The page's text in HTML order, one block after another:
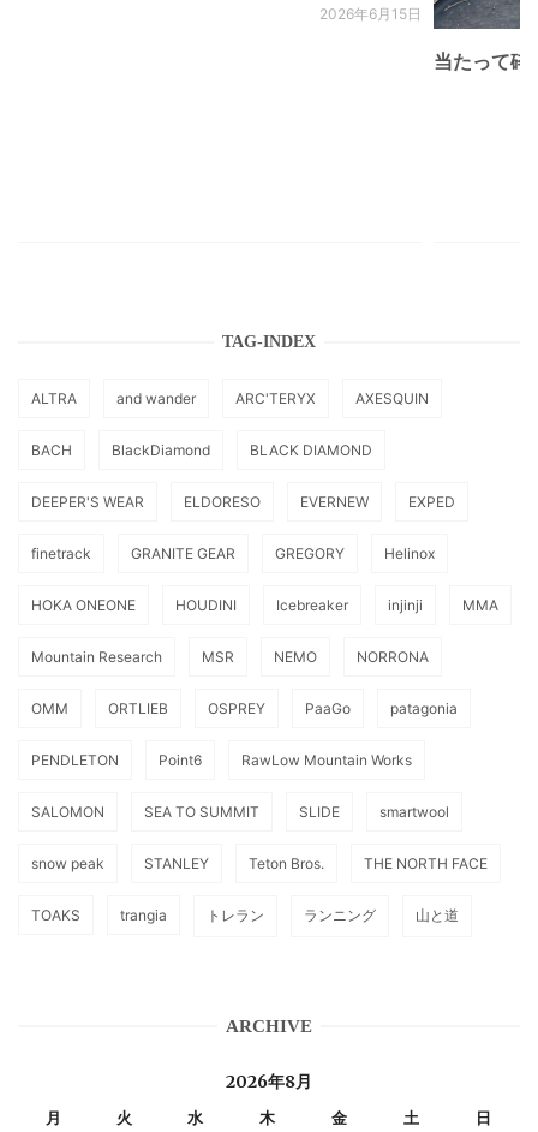
2026年6月15日
当たって砕
TAG-INDEX
ALTRA and wander ARC'TERYX AXESQUIN
BACH BlackDiamond BLACK DIAMOND
DEEPER'S WEAR ELDORESO EVERNEW EXPED
finetrack GRANITE GEAR GREGORY Helinox
HOKA ONEONE HOUDINI Icebreaker injinji MMA
Mountain Research MSR NEMO NORRONA
OMM ORTLIEB OSPREY PaaGo patagonia
PENDLETON Point6 RawLow Mountain Works
SALOMON SEA TO SUMMIT SLIDE smartwool
snow peak STANLEY Teton Bros. THE NORTH FACE
TOAKS trangia トレラン ランニング 山と道
ARCHIVE
2026年8月
月 火 水 木 金 土 日